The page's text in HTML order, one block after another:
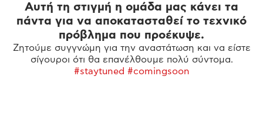
Αυτή τη στιγμή η ομάδα μας κάνει τα
πάντα για να αποκατασταθεί το τεχνικό
πρόβλημα που προέκυψε.
Ζητούμε συγγνώμη για την αναστάτωση και να είστε
σίγουροι ότι θα επανέλθουμε πολύ σύντομα.
#staytuned #comingsoon